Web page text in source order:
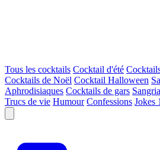
Tous les cocktails Cocktail d'été
Cocktails de Noël Cocktail Halloween
Aphrodisiaques Cocktails de gars
Trucs de vie Humour Confessions Jokes